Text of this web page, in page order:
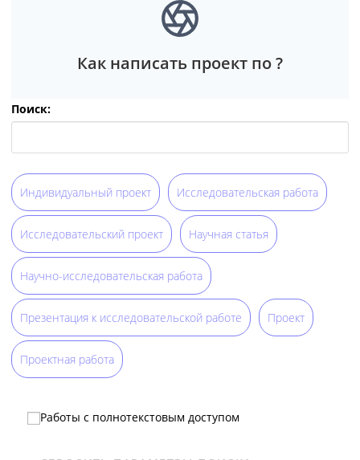
Как написать проект по ?
Поиск:
Индивидуальный проект Исследовательская работа
Исследовательский проект Научная статья
Научно-исследовательская работа
Презентация к исследовательской работе Проект
Проектная работа
Работы с полнотекстовым доступом